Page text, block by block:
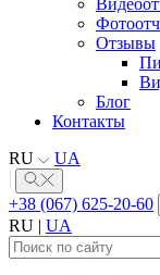
Отзывы
Блог
Контакты
RU
UA
+38 (067) 625-20-60
RU | UA
Найти: